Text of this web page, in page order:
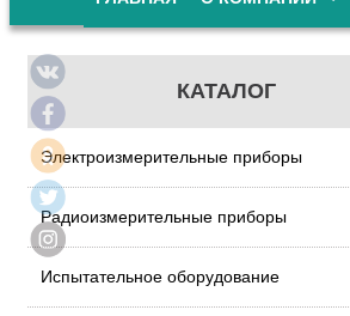
КАТАЛОГ
Электроизмерительные приборы
Радиоизмерительные приборы
Испытательное оборудование